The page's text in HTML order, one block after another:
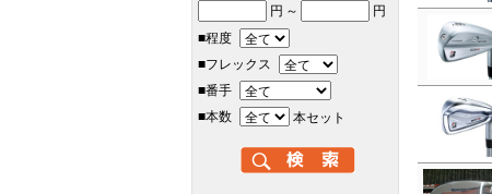
円 ～
円
■程度
■フレックス
■番手
■本数
本セット